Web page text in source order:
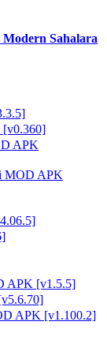
Sahalara
[v0.360]
APK
MOD APK
APK [v1.5.5]
APK [v1.100.2]